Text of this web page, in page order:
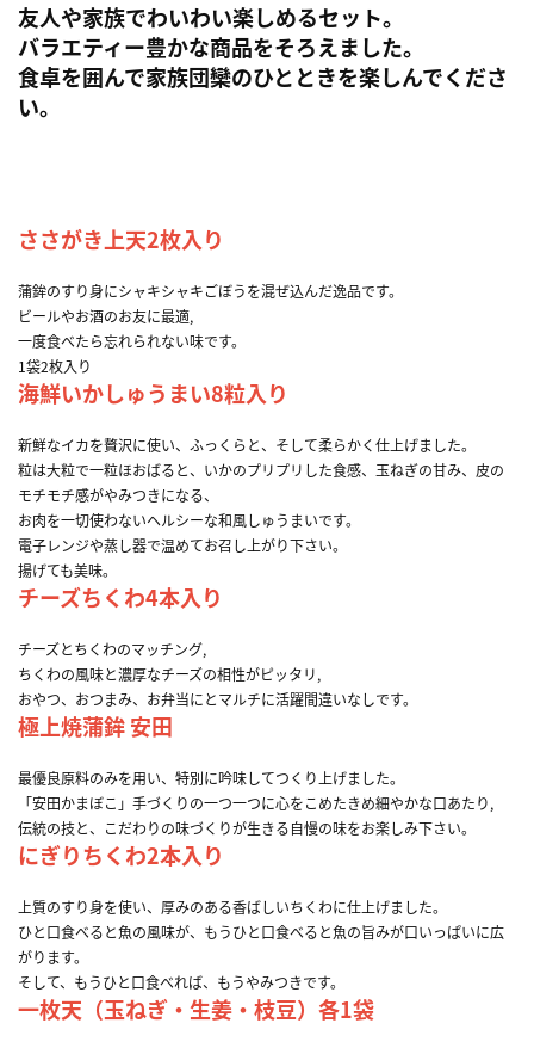
友人や家族でわいわい楽しめるセット。
バラエティー豊かな商品をそろえました。
食卓を囲んで家族団欒のひとときを楽しんでくださ
い。
ささがき上天2枚入り
蒲鉾のすり身にシャキシャキごぼうを混ぜ込んだ逸品です。
ビールやお酒のお友に最適,
一度食べたら忘れられない味です。
1袋2枚入り
海鮮いかしゅうまい8粒入り
新鮮なイカを贅沢に使い、ふっくらと、そして柔らかく仕上げました。
粒は大粒で一粒ほおばると、いかのプリプリした食感、玉ねぎの甘み、皮の
モチモチ感がやみつきになる、
お肉を一切使わないヘルシーな和風しゅうまいです。
電子レンジや蒸し器で温めてお召し上がり下さい。
揚げても美味。
チーズちくわ4本入り
チーズとちくわのマッチング,
ちくわの風味と濃厚なチーズの相性がピッタリ,
おやつ、おつまみ、お弁当にとマルチに活躍間違いなしです。
極上焼蒲鉾 安田
最優良原料のみを用い、特別に吟味してつくり上げました。
「安田かまぼこ」手づくりの一つ一つに心をこめたきめ細やかな口あたり,
伝統の技と、こだわりの味づくりが生きる自慢の味をお楽しみ下さい。
にぎりちくわ2本入り
上質のすり身を使い、厚みのある香ばしいちくわに仕上げました。
ひと口食べると魚の風味が、もうひと口食べると魚の旨みが口いっぱいに広
がります。
そして、もうひと口食べれば、もうやみつきです。
一枚天（玉ねぎ・生姜・枝豆）各1袋